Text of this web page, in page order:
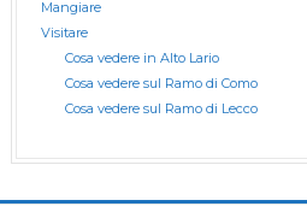
Mangiare
Visitare
Cosa vedere in Alto Lario
Cosa vedere sul Ramo di Como
Cosa vedere sul Ramo di Lecco